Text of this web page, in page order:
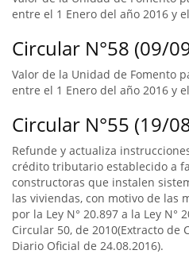
entre el 1 Enero del año 2016 y
Circular N°58 (09/
Valor de la Unidad de Fomento
entre el 1 Enero del año 2016 y
Circular N°55 (19/
Refunde y actualiza
crédito tributario establecido a
constructoras que instalen
las viviendas, con motivo de las
por la Ley N° 20.897 a la Ley N°
Circular 50, de 2010(Extracto de
Diario Oficial de 24.08.2016).